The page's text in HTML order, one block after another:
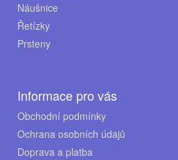
Náušnice
Řetízky
Prsteny
Informace pro vás
Obchodní podmínky
Ochrana osobních údajů
Doprava a platba